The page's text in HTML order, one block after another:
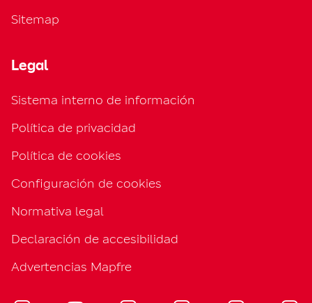
Sitemap
Legal
Sistema interno de información
Política de privacidad
Política de cookies
Configuración de cookies
Normativa legal
Declaración de accesibilidad
Advertencias Mapfre